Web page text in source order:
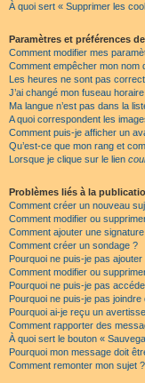
À quoi sert « Supprimer les
Paramètres et préférences
Comment modifier mes
Comment empêcher mon nom
Les heures ne sont pas
J’ai changé mon fuseau
Ma langue n’est pas dans la
A quoi correspondent les
Comment puis-je afficher un
Qu’est-ce que mon rang et
Lorsque je clique sur le lien
Problèmes liés à la
Comment créer un nouveau
Comment modifier ou
Comment ajouter une
Comment créer un sondage ?
Pourquoi ne puis-je pas
Comment modifier ou
Pourquoi ne puis-je pas
Pourquoi ne puis-je pas
Pourquoi ai-je reçu un
Comment rapporter des
À quoi sert le bouton «
Pourquoi mon message doit
Comment remonter mon sujet ?